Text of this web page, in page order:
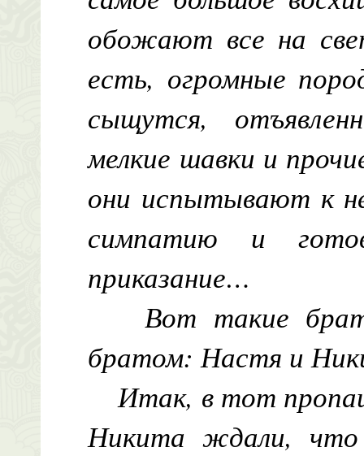
обожают все на
есть, огромные
сыщутся,
мелкие шавки и
они испытывают к
симпатию и
приказание…
Вот такие
братом: Настя и
Итак, в тот
Никита ждали, что